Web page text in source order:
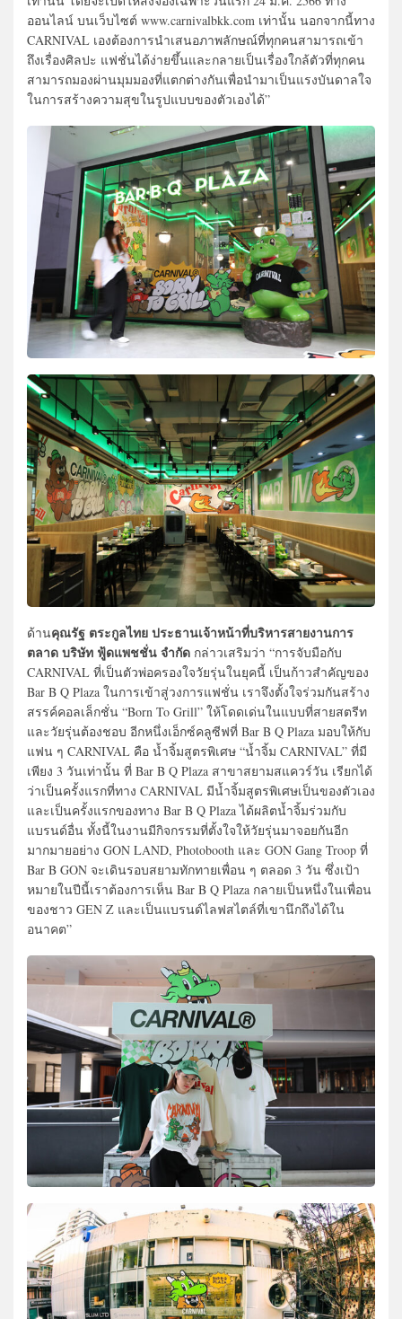
ออนไลน์ บนเว็บไซต์ www.carnivalbkk.com เท่านั้น นอกจากนี้ทาง
CARNIVAL เองต้องการนำเสนอภาพลักษณ์ที่ทุกคนสามารถเข้า
ถึงเรื่องศิลปะ แฟชั่นได้ง่ายขึ้นและกลายเป็นเรื่องใกล้ตัวที่ทุกคน
สามารถมองผ่านมุมมองที่แตกต่างกันเพื่อนำมาเป็นแรงบันดาลใจ
ในการสร้างความสุขในรูปแบบของตัวเองได้”
ด้านคุณรัฐ ตระกูลไทย ประธานเจ้าหน้าที่บริหารสายงานการ
ตลาด บริษัท ฟู้ดแพชชั่น จำกัด กล่าวเสริมว่า “การจับมือกับ
CARNIVAL ที่เป็นตัวพ่อครองใจวัยรุ่นในยุคนี้ เป็นก้าวสำคัญของ
Bar B Q Plaza ในการเข้าสู่วงการแฟชั่น เราจึงตั้งใจร่วมกันสร้าง
สรรค์คอลเล็กชั่น “Born To Grill” ให้โดดเด่นในแบบที่สายสตรีท
และวัยรุ่นต้องชอบ อีกหนึ่งเอ็กซ์คลูซีฟที่ Bar B Q Plaza มอบให้กับ
แฟน ๆ CARNIVAL คือ น้ำจิ้มสูตรพิเศษ “น้ำจิ้ม CARNIVAL” ที่มี
เพียง 3 วันเท่านั้น ที่ Bar B Q Plaza สาขาสยามสแควร์วัน เรียกได้
ว่าเป็นครั้งแรกที่ทาง CARNIVAL มีน้ำจิ้มสูตรพิเศษเป็นของตัวเอง
และเป็นครั้งแรกของทาง Bar B Q Plaza ได้ผลิตน้ำจิ้มร่วมกับ
แบรนด์อื่น ทั้งนี้ในงานมีกิจกรรมที่ตั้งใจให้วัยรุ่นมาจอยกันอีก
มากมายอย่าง GON LAND, Photobooth และ GON Gang Troop ที่
Bar B GON จะเดินรอบสยามทักทายเพื่อน ๆ ตลอด 3 วัน ซึ่งเป้า
หมายในปีนี้เราต้องการเห็น Bar B Q Plaza กลายเป็นหนึ่งในเพื่อน
ของชาว GEN Z และเป็นแบรนด์ไลฟสไตล์ที่เขานึกถึงได้ใน
อนาคต”